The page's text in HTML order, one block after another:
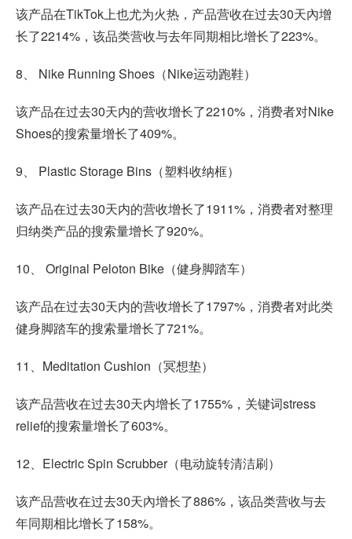
该产品在TikTok上也尤为火热，产品营收在过去30天內增
长了2214%，该品类营收与去年同期相比增长了223%。
8、 Nike Running Shoes（Nike运动跑鞋）
该产品在过去30天内的营收增长了2210%，消费者对Nike
Shoes的搜索量增长了409%。
9、 Plastic Storage Bins（塑料收纳框）
该产品在过去30天内的营收增长了1911%，消费者对整理
归纳类产品的搜索量增长了920%。
10、 Original Peloton Bike（健身脚踏车）
该产品在过去30天内的营收增长了1797%，消费者对此类
健身脚踏车的搜索量增长了721%。
11、Meditation Cushion（冥想垫）
该产品营收在过去30天内增长了1755%，关键词stress
relief的搜索量增长了603%。
12、Electric Spin Scrubber（电动旋转清洁刷）
该产品营收在过去30天內增长了886%，该品类营收与去
年同期相比增长了158%。